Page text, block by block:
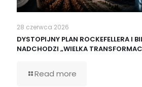
28 czerwca 2026
DYSTOPIJNY PLAN ROCKEFELLERA I
NADCHODZI „WIELKA
Read more